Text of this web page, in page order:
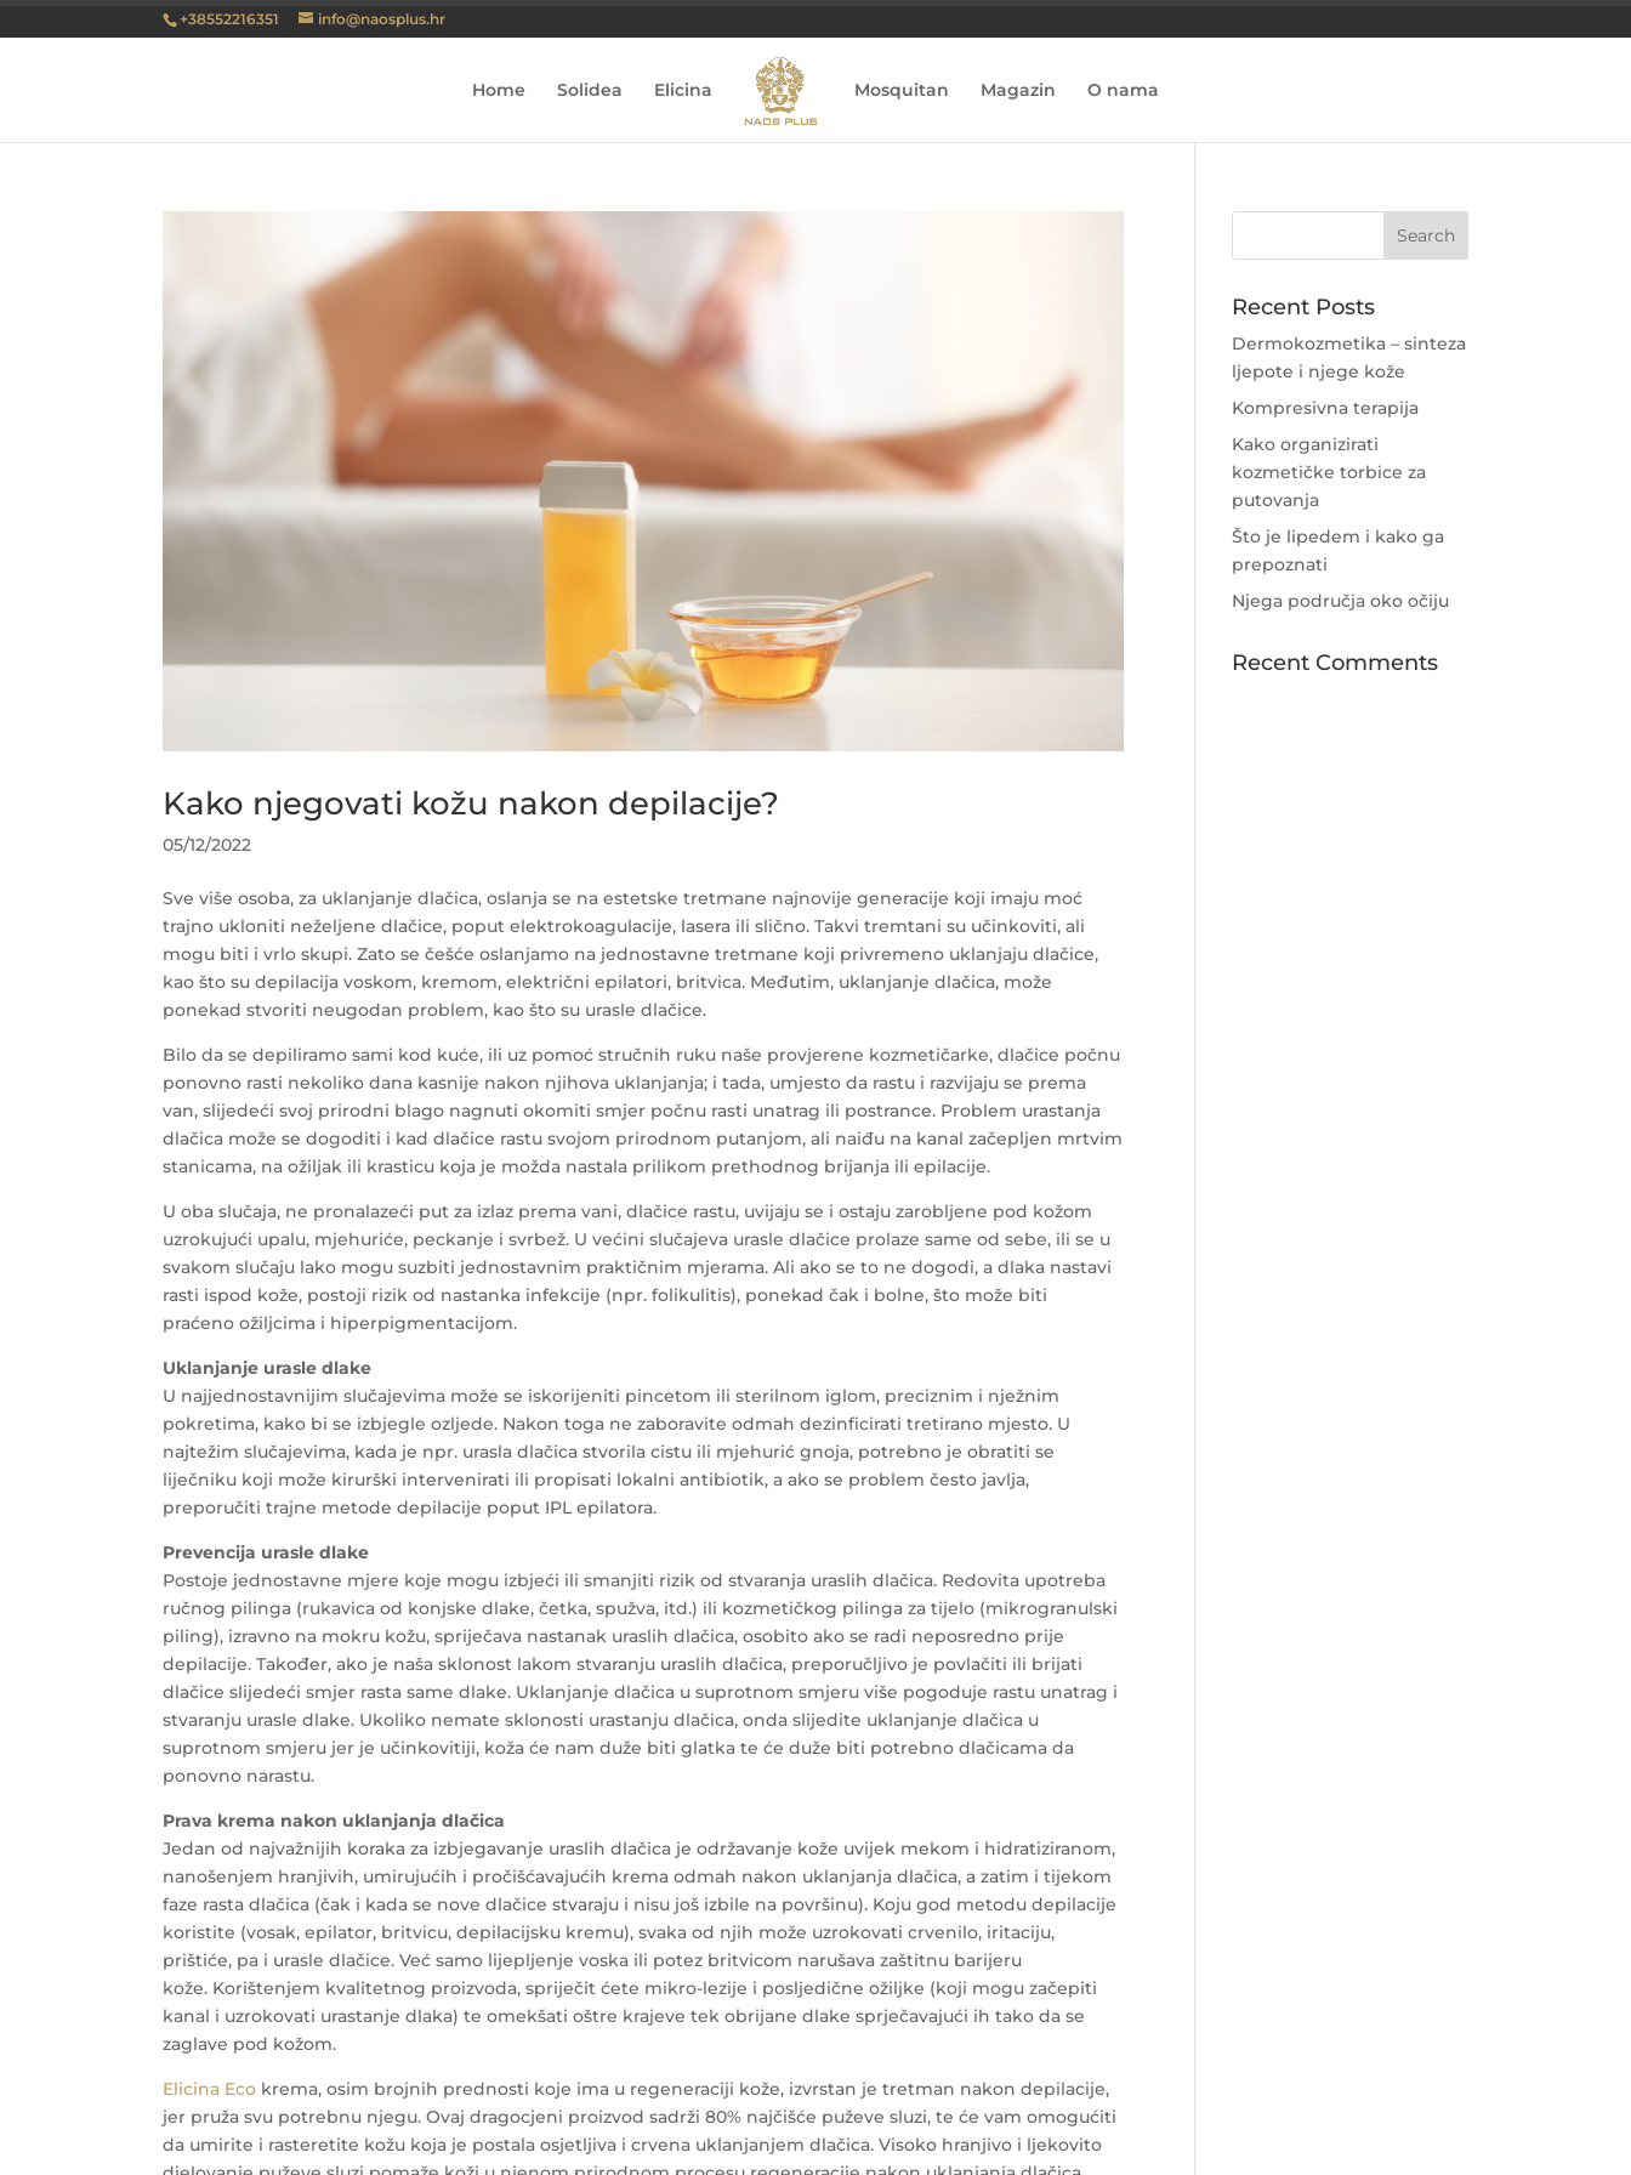
+38552216351 info@naosplus.hr
Home Solidea Elicina Mosquitan Magazin O nama
Kako njegovati kožu nakon depilacije?
05/12/2022
Sve više osoba, za uklanjanje dlačica, oslanja se na estetske tretmane najnovije generacije koji imaju moć
trajno ukloniti neželjene dlačice, poput elektrokoagulacije, lasera ili slično. Takvi tremtani su učinkoviti, ali
mogu biti i vrlo skupi. Zato se češće oslanjamo na jednostavne tretmane koji privremeno uklanjaju dlačice,
kao što su depilacija voskom, kremom, električni epilatori, britvica. Međutim, uklanjanje dlačica, može
ponekad stvoriti neugodan problem, kao što su urasle dlačice.
Bilo da se depiliramo sami kod kuće, ili uz pomoć stručnih ruku naše provjerene kozmetičarke, dlačice počnu
ponovno rasti nekoliko dana kasnije nakon njihova uklanjanja; i tada, umjesto da rastu i razvijaju se prema
van, slijedeći svoj prirodni blago nagnuti okomiti smjer počnu rasti unatrag ili postrance. Problem urastanja
dlačica može se dogoditi i kad dlačice rastu svojom prirodnom putanjom, ali naiđu na kanal začepljen mrtvim
stanicama, na ožiljak ili krasticu koja je možda nastala prilikom prethodnog brijanja ili epilacije.
U oba slučaja, ne pronalazeći put za izlaz prema vani, dlačice rastu, uvijaju se i ostaju zarobljene pod kožom
uzrokujući upalu, mjehuriće, peckanje i svrbež. U većini slučajeva urasle dlačice prolaze same od sebe, ili se u
svakom slučaju lako mogu suzbiti jednostavnim praktičnim mjerama. Ali ako se to ne dogodi, a dlaka nastavi
rasti ispod kože, postoji rizik od nastanka infekcije (npr. folikulitis), ponekad čak i bolne, što može biti
praćeno ožiljcima i hiperpigmentacijom.
Uklanjanje urasle dlake
U najjednostavnijim slučajevima može se iskorijeniti pincetom ili sterilnom iglom, preciznim i nježnim
pokretima, kako bi se izbjegle ozljede. Nakon toga ne zaboravite odmah dezinficirati tretirano mjesto. U
najtežim slučajevima, kada je npr. urasla dlačica stvorila cistu ili mjehurić gnoja, potrebno je obratiti se
liječniku koji može kirurški intervenirati ili propisati lokalni antibiotik, a ako se problem često javlja,
preporučiti trajne metode depilacije poput IPL epilatora.
Prevencija urasle dlake
Postoje jednostavne mjere koje mogu izbjeći ili smanjiti rizik od stvaranja uraslih dlačica. Redovita upotreba
ručnog pilinga (rukavica od konjske dlake, četka, spužva, itd.) ili kozmetičkog pilinga za tijelo (mikrogranulski
piling), izravno na mokru kožu, spriječava nastanak uraslih dlačica, osobito ako se radi neposredno prije
depilacije. Također, ako je naša sklonost lakom stvaranju uraslih dlačica, preporučljivo je povlačiti ili brijati
dlačice slijedeći smjer rasta same dlake. Uklanjanje dlačica u suprotnom smjeru više pogoduje rastu unatrag i
stvaranju urasle dlake. Ukoliko nemate sklonosti urastanju dlačica, onda slijedite uklanjanje dlačica u
suprotnom smjeru jer je učinkovitiji, koža će nam duže biti glatka te će duže biti potrebno dlačicama da
ponovno narastu.
Prava krema nakon uklanjanja dlačica
Jedan od najvažnijih koraka za izbjegavanje uraslih dlačica je održavanje kože uvijek mekom i hidratiziranom,
nanošenjem hranjivih, umirujućih i pročišćavajućih krema odmah nakon uklanjanja dlačica, a zatim i tijekom
faze rasta dlačica (čak i kada se nove dlačice stvaraju i nisu još izbile na površinu). Koju god metodu depilacije
koristite (vosak, epilator, britvicu, depilacijsku kremu), svaka od njih može uzrokovati crvenilo, iritaciju,
prištiće, pa i urasle dlačice. Već samo lijepljenje voska ili potez britvicom narušava zaštitnu barijeru
kože. Korištenjem kvalitetnog proizvoda, spriječit ćete mikro-lezije i posljedične ožiljke (koji mogu začepiti
kanal i uzrokovati urastanje dlaka) te omekšati oštre krajeve tek obrijane dlake sprječavajući ih tako da se
zaglave pod kožom.
Elicina Eco krema, osim brojnih prednosti koje ima u regeneraciji kože, izvrstan je tretman nakon depilacije,
jer pruža svu potrebnu njegu. Ovaj dragocjeni proizvod sadrži 80% najčišće puževe sluzi, te će vam omogućiti
da umirite i rasteretite kožu koja je postala osjetljiva i crvena uklanjanjem dlačica. Visoko hranjivo i ljekovito
Recent Posts
Dermokozmetika – sinteza
ljepote i njege kože
Kompresivna terapija
Kako organizirati
kozmetičke torbice za
putovanja
Što je lipedem i kako ga
prepoznati
Njega područja oko očiju
Recent Comments